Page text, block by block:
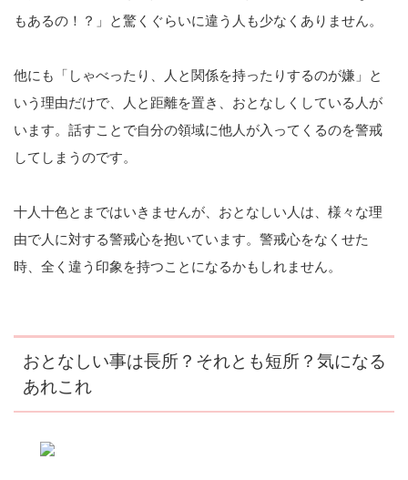
もあるの！？」と驚くぐらいに違う人も少なくありません。
他にも「しゃべったり、人と関係を持ったりするのが嫌」と
いう理由だけで、人と距離を置き、おとなしくしている人が
います。話すことで自分の領域に他人が入ってくるのを警戒
してしまうのです。
十人十色とまではいきませんが、おとなしい人は、様々な理
由で人に対する警戒心を抱いています。警戒心をなくせた
時、全く違う印象を持つことになるかもしれません。
おとなしい事は長所？それとも短所？気になる
あれこれ